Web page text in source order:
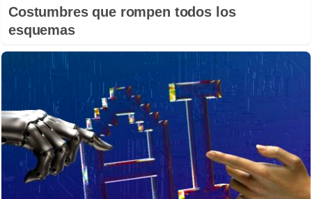
Costumbres que rompen todos los
esquemas